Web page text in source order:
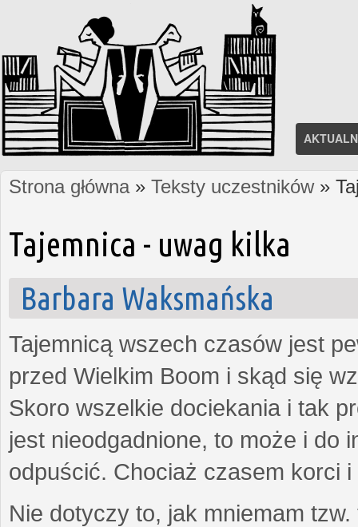
Jesteś tutaj
Strona główna» Teksty uczestników»
Tajemnica - uwag kilka
Barbara Waksmańska
Tajemnicą wszech czasów jest
przed Wielkim Boom i skąd się
Skoro wszelkie dociekania i tak
jest nieodgadnione, to może i do
odpuścić. Chociaż czasem korci
Nie dotyczy to, jak mniemam